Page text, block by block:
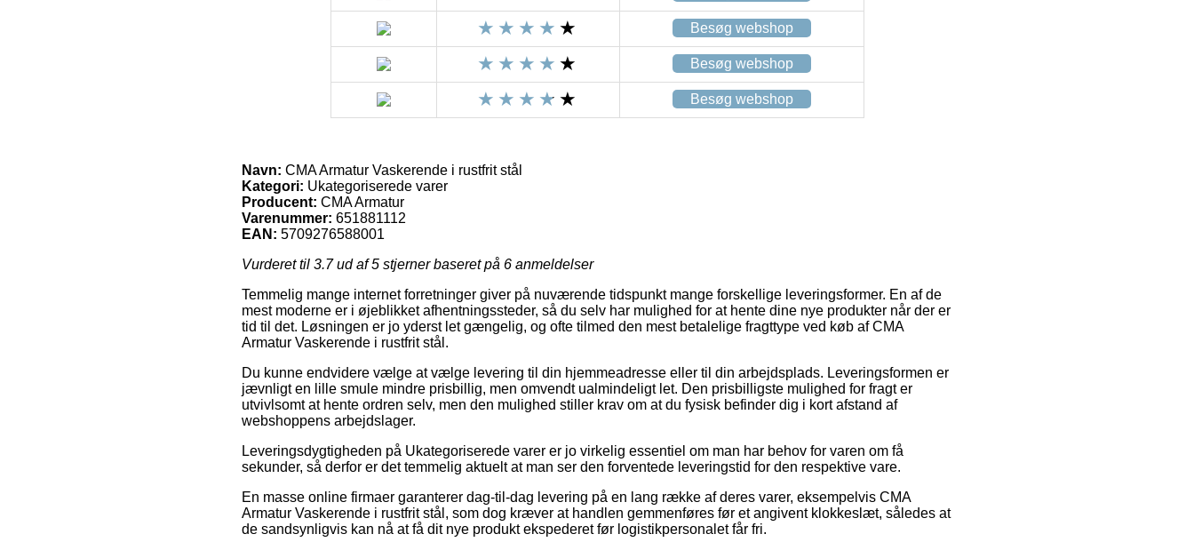
Besøg webshop
Besøg webshop
Besøg webshop
Navn: CMA Armatur Vaskerende i rustfrit stål
Kategori: Ukategoriserede varer
Producent: CMA Armatur
Varenummer: 651881112
EAN: 5709276588001
Vurderet til 3.7ud af 5 stjerner baseret på 6 anmeldelser
Temmelig mange internet forretninger giver på nuværende tidspunkt mange forskellige leveringsformer. En af de
mest moderne er i øjeblikket afhentningssteder, så du selv har mulighed for at hente dine nye produkter når der er
tid til det. Løsningen er jo yderst let gængelig, og ofte tilmed den mest betalelige fragttype ved køb af CMA
Armatur Vaskerende i rustfrit stål.
Du kunne endvidere vælge at vælge levering til din hjemmeadresse eller til din arbejdsplads. Leveringsformen er
jævnligt en lille smule mindre prisbillig, men omvendt ualmindeligt let. Den prisbilligste mulighed for fragt er
utvivlsomt at hente ordren selv, men den mulighed stiller krav om at du fysisk befinder dig i kort afstand af
webshoppens arbejdslager.
Leveringsdygtigheden på Ukategoriserede varer er jo virkelig essentiel om man har behov for varen om få
sekunder, så derfor er det temmelig aktuelt at man ser den forventede leveringstid for den respektive vare.
En masse online firmaer garanterer dag-til-dag levering på en lang række af deres varer, eksempelvis CMA
Armatur Vaskerende i rustfrit stål, som dog kræver at handlen gemmenføres før et angivent klokkeslæt, således at
de sandsynligvis kan nå at få dit nye produkt ekspederet før logistikpersonalet får fri.